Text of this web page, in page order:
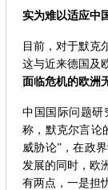
实为难以适应中
目前，对于默克
这与近来德国及
面临危机的欧洲
中国国际问题研
称，默克尔言论
威胁论”，在政
发展的同时，欧
有两点，一是担